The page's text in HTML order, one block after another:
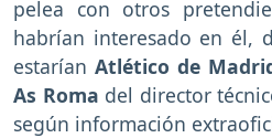
pelea con otros
habrían interesado en él,
estarían Atlético de
As Roma del director
según información